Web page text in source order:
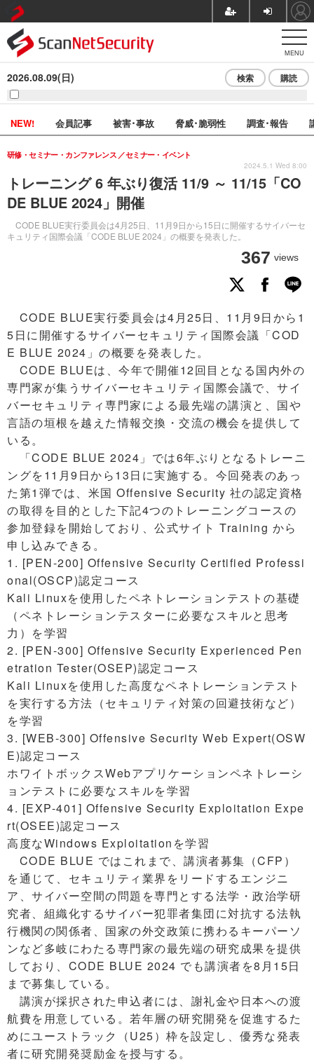
MENU
2026.08.09(日) 検索 購読
NEW! 会員記事 被害･事故 脅威･脆弱性 調査･報告
トレーニング 6 年ぶり復活 11/9 ～ 11/15「CO
DE BLUE 2024」開催
CODE BLUE実行委員会は4月25日、11月9日から15日に開催するサイバーセ
キュリティ国際会議「CODE BLUE 2024」の概要を発表した。
研修・セミナー・カンファレンス セミナー・イベント
367 views
2024.5.1 Wed 8:00
CODE BLUE実行委員会は4月25日、11月9日から1
5日に開催するサイバーセキュリティ国際会議「COD
E BLUE 2024」の概要を発表した。
CODE BLUEは、今年で開催12回目となる国内外の
専門家が集うサイバーセキュリティ国際会議で、サイ
バーセキュリティ専門家による最先端の講演と、国や
言語の垣根を越えた情報交換・交流の機会を提供して
いる。
「CODE BLUE 2024」では6年ぶりとなるトレーニ
ングを11月9日から13日に実施する。今回発表のあっ
た第1弾では、米国 Offensive Security 社の認定資格
の取得を目的とした下記4つのトレーニングコースの
参加登録を開始しており、公式サイト Training から
申し込みできる。
1. [PEN-200] Offensive Security Certified Professi
onal(OSCP)認定コース
Kali Linuxを使用したペネトレーションテストの基礎
（ペネトレーションテスターに必要なスキルと思考
力）を学習
2. [PEN-300] Offensive Security Experienced Pen
etration Tester(OSEP)認定コース
Kali Linuxを使用した高度なペネトレーションテスト
を実行する方法（セキュリティ対策の回避技術など）
を学習
3. [WEB-300] Offensive Security Web Expert(OSW
E)認定コース
ホワイトボックスWebアプリケーションペネトレーシ
ョンテストに必要なスキルを学習
4. [EXP-401] Offensive Security Exploitation Expe
rt(OSEE)認定コース
高度なWindows Exploitationを学習
CODE BLUE ではこれまで、講演者募集（CFP）
を通じて、セキュリティ業界をリードするエンジニ
ア、サイバー空間の問題を専門とする法学・政治学研
究者、組織化するサイバー犯罪者集団に対抗する法執
行機関の関係者、国家の外交政策に携わるキーパーソ
ンなど多岐にわたる専門家の最先端の研究成果を提供
しており、CODE BLUE 2024 でも講演者を8月15日
まで募集している。
講演が採択された申込者には、謝礼金や日本への渡
航費を用意している。若年層の研究開発を促進するた
めにユーストラック（U25）枠を設定し、優秀な発表
者に研究開発奨励金を授与する。